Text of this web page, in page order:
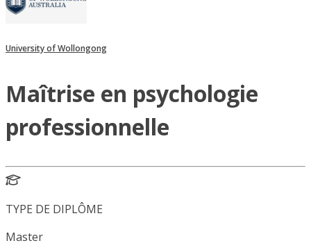
University of Wollongong
Maîtrise en psychologie
professionnelle
TYPE DE DIPLÔME
Master